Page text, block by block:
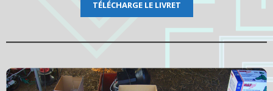
TÉLÉCHARGE LE LIVRET